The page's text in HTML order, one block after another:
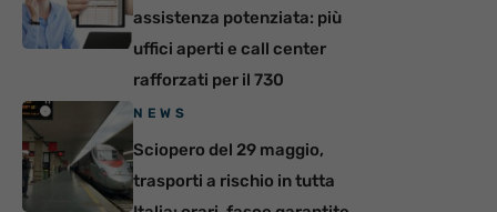
assistenza potenziata: più
uffici aperti e call center
rafforzati per il 730
NEWS
Sciopero del 29 maggio,
trasporti a rischio in tutta